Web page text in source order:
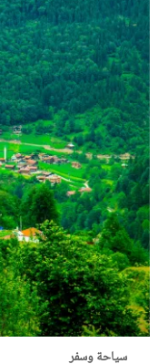
سياحة وسفر